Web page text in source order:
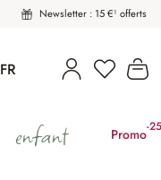
Newsletter : 15 €¹ offerts
FR Vous
enfant Promo-